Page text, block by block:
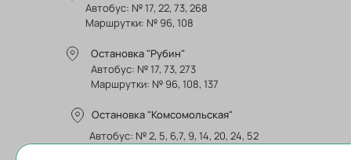
Автобус: № 17, 22, 73, 268
Маршрутки: № 96, 108
Автобус: № 2, 5, 6,7, 9, 14, 20, 24, 52
Остановка "Комсомольская"
Автобус: № 17, 73, 273
Маршрутки: № 96, 108, 137
Остановка "Рубин"